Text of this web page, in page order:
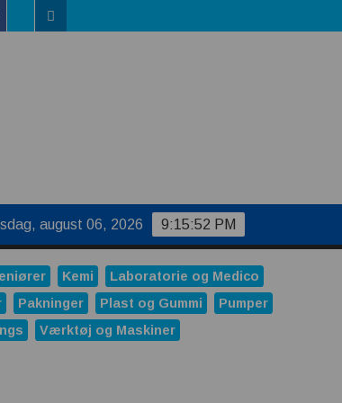
TwitterLinkedin
9:15:53 PM
august 06, 2026
Kemi
Laboratorie og Medico
Pakninger Plast og Gummi
Pumper
Værktøj og Maskiner